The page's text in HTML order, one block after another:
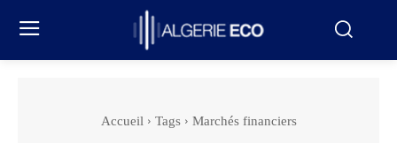
Accueil Tags Marchés financiers